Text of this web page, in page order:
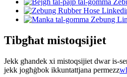
Tibgħat mistoqsijiet
Jekk għandek xi mistoqsijiet dwar is-
jekk jogħġbok ikkuntattjana permezz